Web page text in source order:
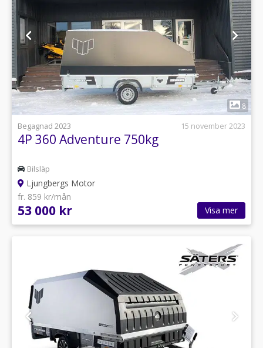
1
8
Begagnad 2023
15 november 2023
4P 360 Adventure 750kg
Bilsläp
Ljungbergs Motor
fr. 859 kr/mån
53 000 kr Visa mer